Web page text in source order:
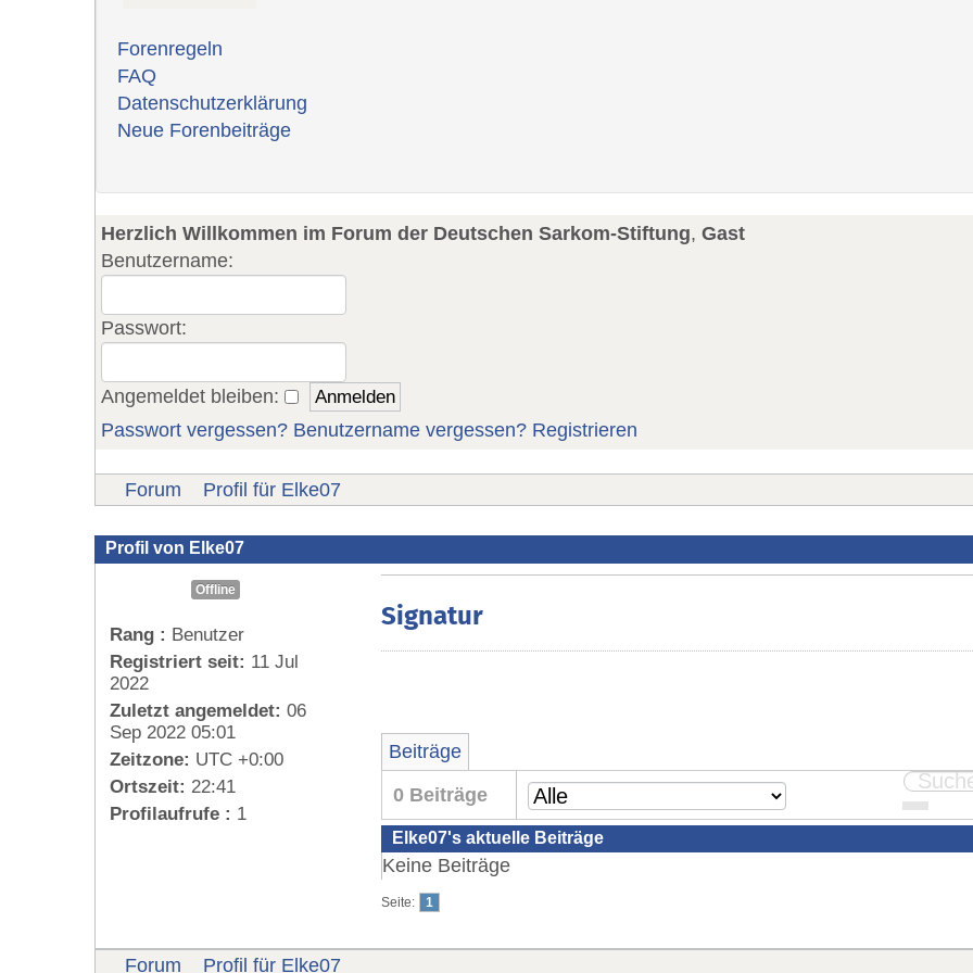
Forenregeln
FAQ
Datenschutzerklärung
Neue Forenbeiträge
Herzlich Willkommen im Forum der Deutschen Sarkom-Stiftung, Gast
Benutzername:
Passwort:
Angemeldet bleiben:
Passwort vergessen? Benutzername vergessen? Registrieren
Forum Profil für Elke07
Profil von Elke07
Offline
Rang : Benutzer
Registriert seit: 11 Jul
2022
Zuletzt angemeldet: 06
Sep 2022 05:01
Zeitzone: UTC +0:00
Ortszeit: 22:41
Profilaufrufe : 1
Signatur
Beiträge
0 Beiträge
Elke07's aktuelle Beiträge
Keine Beiträge
Seite: 1
Forum Profil für Elke07